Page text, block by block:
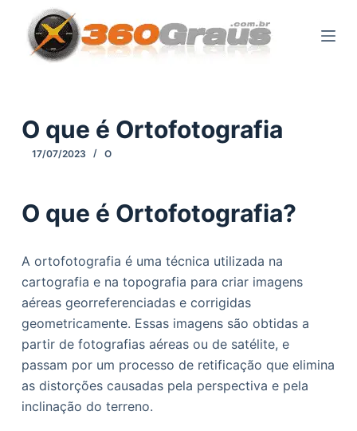
p
o
n
e
ú
d
o
O que é Ortofotografia
17/07/2023 O
O que é Ortofotografia?
A ortofotografia é uma técnica utilizada na
cartografia e na topografia para criar imagens
aéreas georreferenciadas e corrigidas
geometricamente. Essas imagens são obtidas a
partir de fotografias aéreas ou de satélite, e
passam por um processo de retificação que elimina
as distorções causadas pela perspectiva e pela
inclinação do terreno.